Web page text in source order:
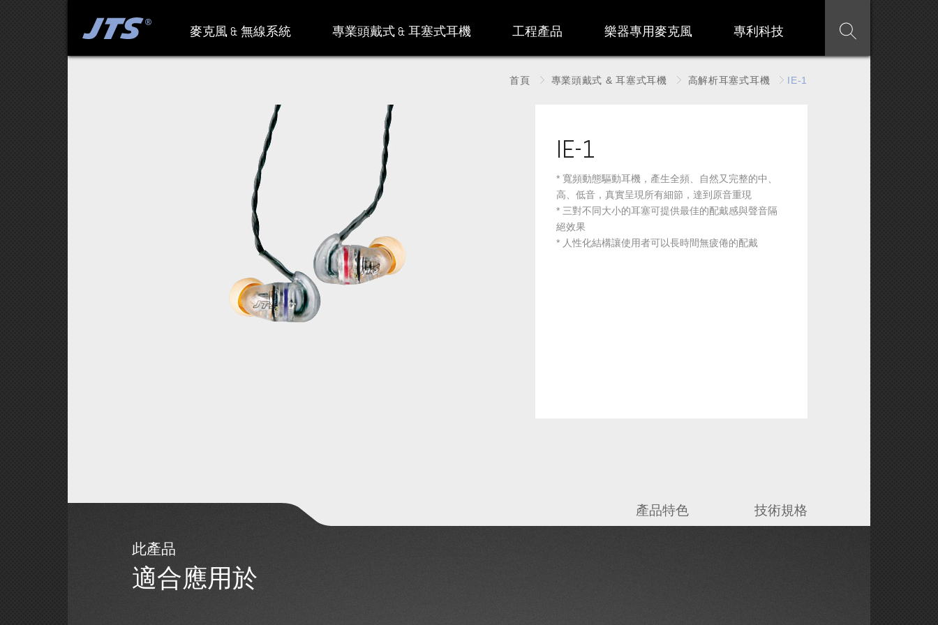
麥克風 & 無線系統 專業頭戴式 & 耳塞式耳機 工程產品 樂器專用麥克風 專利科技
首頁 專業頭戴式 & 耳塞式耳機 高解析耳塞式耳機 IE-1
IE-1
* 寬頻動態驅動耳機，產生全頻、自然又完整的中、
高、低音，真實呈現所有細節，達到原音重現
* 三對不同大小的耳塞可提供最佳的配戴感與聲音隔
絕效果
* 人性化結構讓使用者可以長時間無疲倦的配戴
產品特色 技術規格
此產品
適合應用於